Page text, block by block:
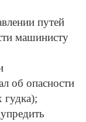
путей
машинисту
об опасности